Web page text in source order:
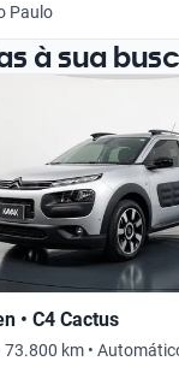
Paulo
à sua
• C4 Cactus
73.800 km •